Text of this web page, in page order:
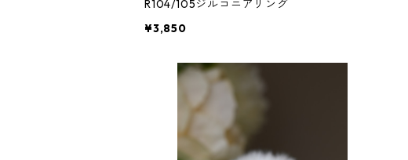
R104/105ジルコニアリング
¥3,850